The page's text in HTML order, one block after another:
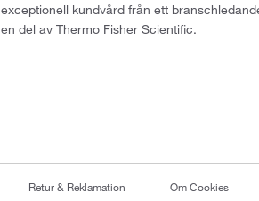
exceptionell kundvård från ett
en del av Thermo Fisher Scientific.
Retur & Reklamation Om Cookies